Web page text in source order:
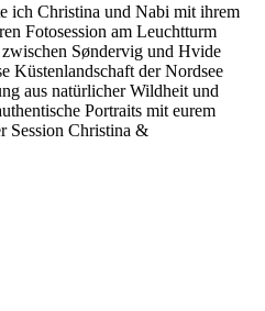
ich Christina und Nabi mit ihrem
Fotosession am Leuchtturm
Søndervig und Hvide
Küstenlandschaft der Nordsee
aus natürlicher Wildheit und
Portraits mit eurem
Session Christina &